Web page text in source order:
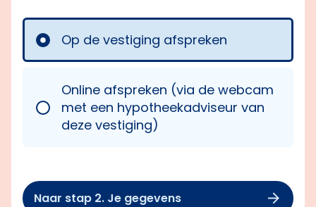
Op de vestiging afspreken
Online afspreken (via de webcam
met een hypotheekadviseur van
deze vestiging)
Naar stap 2. Je gegevens